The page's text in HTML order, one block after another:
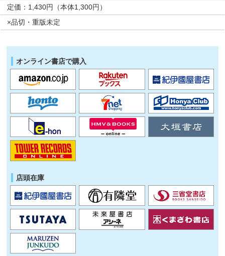
定価：1,430円（本体1,300円）
×品切・重版未定
オンライン書店で購入
店頭在庫